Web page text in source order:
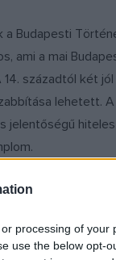
processing of your
use the below opt-
ami a mai
századtól két
lehetett. A
jelentőségű
mintájú
ezzel ott
budai hídfőjénél